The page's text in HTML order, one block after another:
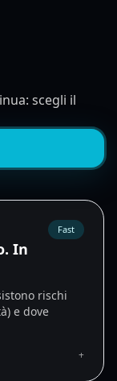
scegli il
In
Fast
rischi
e dove
+